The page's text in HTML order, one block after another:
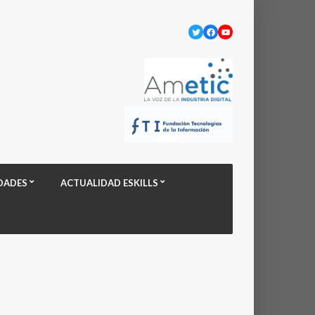
Twitter
Facebook
YouTube
ACTUALIDAD ESKILLS